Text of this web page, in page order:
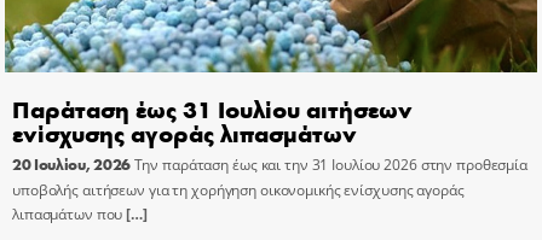
Παράταση έως 31 Ιουλίου αιτήσεων
ενίσχυσης αγοράς λιπασμάτων
20 Ιουλίου, 2026Την παράταση έως και την 31 Ιουλίου 2026 στην προθεσμία
υποβολής αιτήσεων για τη χορήγηση οικονομικής ενίσχυσης αγοράς
λιπασμάτων που[…]